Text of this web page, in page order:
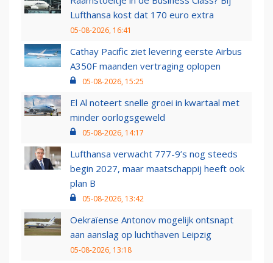
Lufthansa kost dat 170 euro extra
05-08-2026, 16:41
Cathay Pacific ziet levering eerste Airbus
A350F maanden vertraging oplopen
05-08-2026, 15:25
El Al noteert snelle groei in kwartaal met
minder oorlogsgeweld
05-08-2026, 14:17
Lufthansa verwacht 777-9’s nog steeds
begin 2027, maar maatschappij heeft ook
plan B
05-08-2026, 13:42
Oekraïense Antonov mogelijk ontsnapt
aan aanslag op luchthaven Leipzig
05-08-2026, 13:18